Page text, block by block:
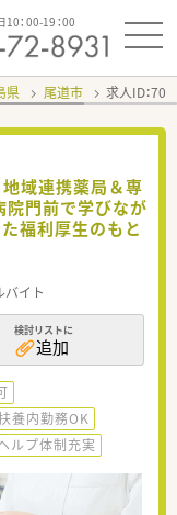
10：00-19：00
県 尾道市 求人ID：
域連携薬局＆専
院門前で学びなが
福利厚生のもと
バイト
検討リストに
追加
養内勤務OK
ルプ体制充実